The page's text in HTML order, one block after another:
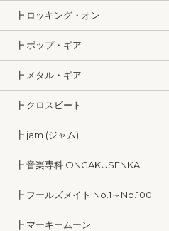
┣ ロッキング・オン
┣ ポップ・ギア
┣ メタル・ギア
┣ クロスビート
┣ jam (ジャム)
┣ 音楽専科 ONGAKUSENKA
┣ フールズメイト No.1～No.100
┣ マーキームーン